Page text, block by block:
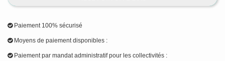
Paiement 100% sécurisé
Moyens de paiement disponibles :
Paiement par mandat administratif pour les collectivités :